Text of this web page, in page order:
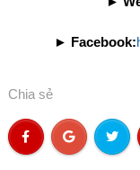
► Facebook:
Chia sẻ